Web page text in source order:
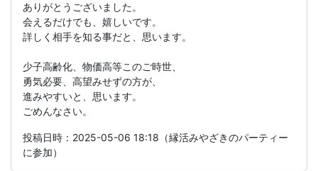
ありがとうございました。
会えるだけでも、嬉しいです。
詳しく相手を知る事だと、思います。
少子高齢化、物価高等このご時世、
勇気必要、高望みせずの方が、
進みやすいと、思います。
ごめんなさい。
投稿日時：2025-05-06 18:18（縁活みやざきのパーティー
に参加）